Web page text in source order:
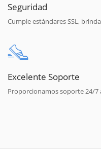
Seguridad
Cumple estándares SSL,
Excelente Soporte
Proporcionamos soporte 24/7